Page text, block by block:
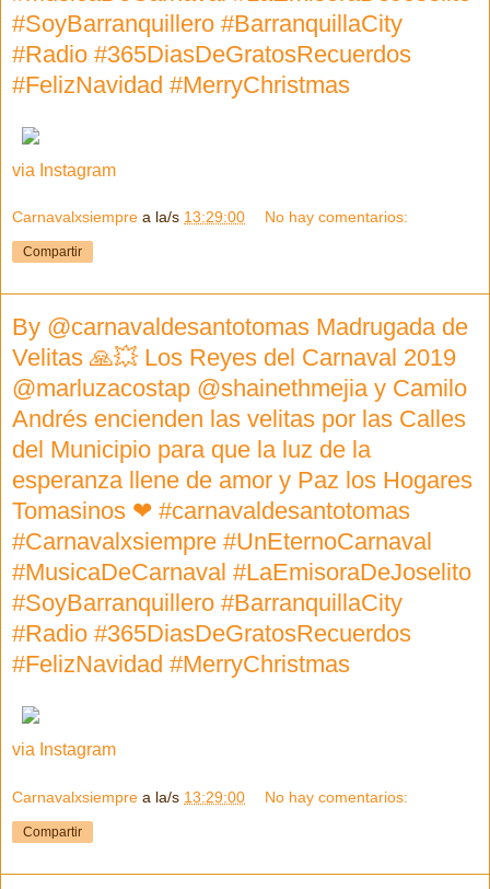
#SoyBarranquillero #BarranquillaCity
#Radio #365DiasDeGratosRecuerdos
#FelizNavidad #MerryChristmas
via Instagram
Carnavalxsiempre a la/s 13:29:00 No hay comentarios:
Compartir
By @carnavaldesantotomas Madrugada de
Velitas 🙏💥 Los Reyes del Carnaval 2019
@marluzacostap @shainethmejia y Camilo
Andrés encienden las velitas por las Calles
del Municipio para que la luz de la
esperanza llene de amor y Paz los Hogares
Tomasinos ❤ #carnavaldesantotomas
#Carnavalxsiempre #UnEternoCarnaval
#MusicaDeCarnaval #LaEmisoraDeJoselito
#SoyBarranquillero #BarranquillaCity
#Radio #365DiasDeGratosRecuerdos
#FelizNavidad #MerryChristmas
via Instagram
Carnavalxsiempre a la/s 13:29:00 No hay comentarios:
Compartir